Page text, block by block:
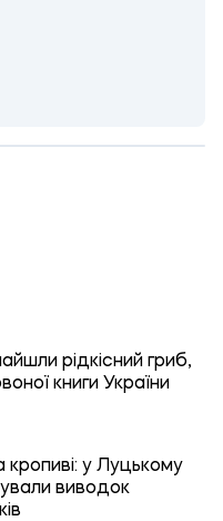
рідкісний гриб,
книги України
кропиві: у Луцькому
виводок